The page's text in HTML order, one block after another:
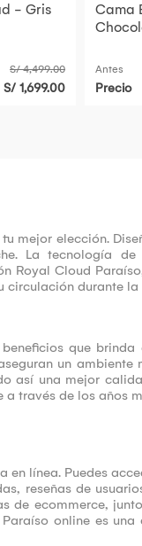
- Gris
S/ 4,499.00
S/ 1,699.00
Cama
Antes
Precio
mejor elección.
La tecnología
Royal Cloud
circulación durante la
que brinda
un
así una mejor
través de los años
línea. Puedes
reseñas de
de ecommerce,
online es una